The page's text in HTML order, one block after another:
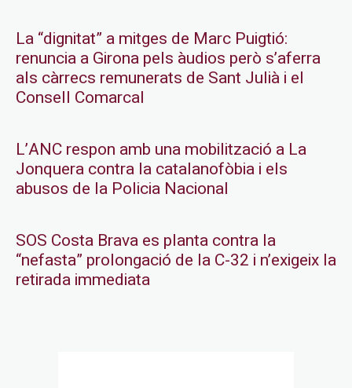
La “dignitat” a mitges de Marc Puigtió:
renuncia a Girona pels àudios però s’aferra
als càrrecs remunerats de Sant Julià i el
Consell Comarcal
L’ANC respon amb una mobilització a La
Jonquera contra la catalanofòbia i els
abusos de la Policia Nacional
SOS Costa Brava es planta contra la
“nefasta” prolongació de la C-32 i n’exigeix la
retirada immediata